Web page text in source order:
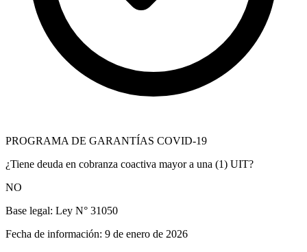
PROGRAMA DE GARANTÍAS COVID-19
¿Tiene deuda en cobranza coactiva mayor a una (1) UIT?
NO
Base legal: Ley N° 31050
Fecha de información: 9 de enero de 2026